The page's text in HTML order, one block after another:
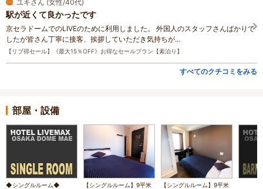
ユキさん (女性/40代)
駅が近くて良かったです
京セラドームでのLIVEのために利用しました。 外国人のスタッフさんばかりで
したが皆さん丁寧に接客、挨拶していただき気持ちが…
【リブ得セール】《最大15％OFF》お得なセールプラン【素泊り】
すべてのクチコミをみる
部屋・設備
◆シングルルーム◆
【シングルルーム】9平米
【シングルルーム】9平米